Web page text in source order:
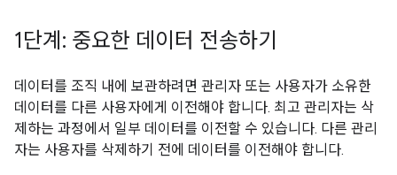
1단계: 중요한 데이터 전송하기
데이터를 조직 내에 보관하려면 관리자 또는 사용자가 소유한
데이터를 다른 사용자에게 이전해야 합니다. 최고 관리자는 삭
제하는 과정에서 일부 데이터를 이전할 수 있습니다. 다른 관리
자는 사용자를 삭제하기 전에 데이터를 이전해야 합니다.